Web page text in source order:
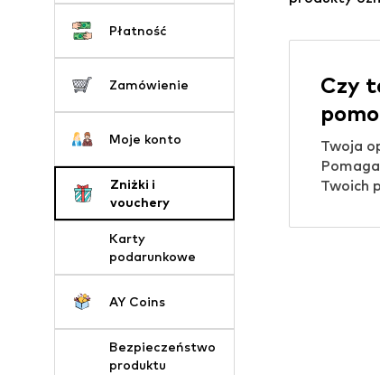
Płatność
Zamówienie
Moje konto
Zniżki i
vouchery
Karty
podarunkowe
AY Coins
Bezpieczeństwo
produktu
Czy
Twoja
Twoich